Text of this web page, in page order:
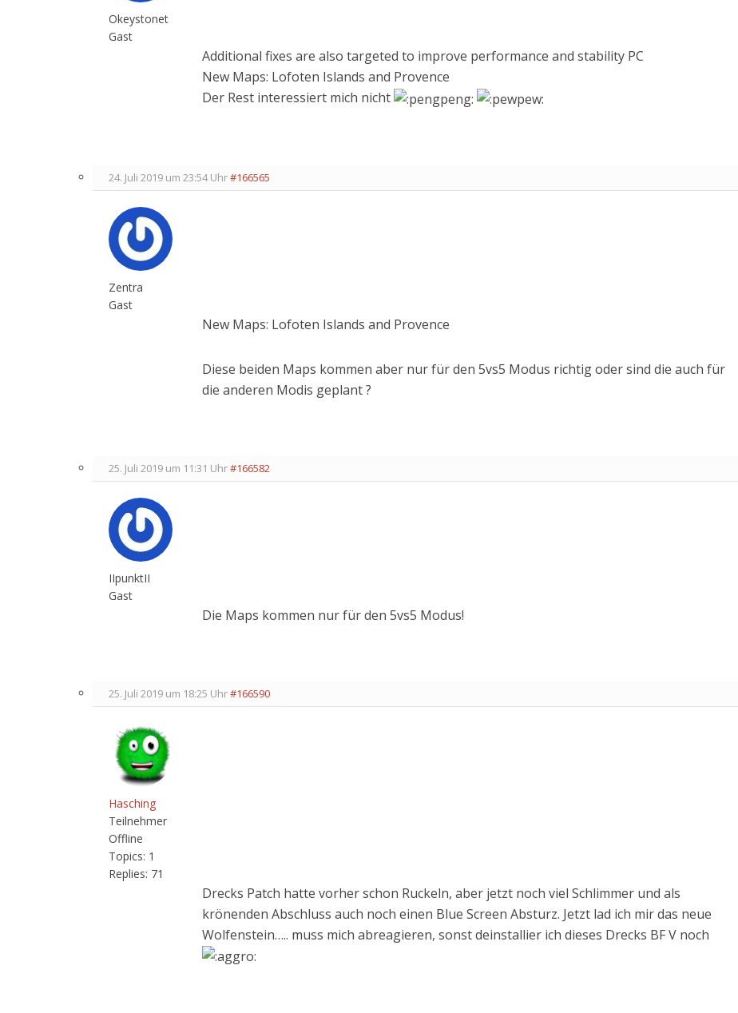
Okeystonet
Gast
Additional fixes are also targeted to improve performance and stability PC
New Maps: Lofoten Islands and Provence
Der Rest interessiert mich nicht
24. Juli 2019 um 23:54 Uhr#166565
Zentra
Gast
New Maps: Lofoten Islands and Provence
Diese beiden Maps kommen aber nur für den 5vs5 Modus richtig oder sind die auch für
die anderen Modis geplant ?
25. Juli 2019 um 11:31 Uhr#166582
IIpunktII
Gast
Die Maps kommen nur für den 5vs5 Modus!
25. Juli 2019 um 18:25 Uhr#166590
Hasching
Teilnehmer
Offline
Topics: 1
Replies: 71
Drecks Patch hatte vorher schon Ruckeln, aber jetzt noch viel Schlimmer und als
krönenden Abschluss auch noch einen Blue Screen Absturz. Jetzt lad ich mir das neue
Wolfenstein….. muss mich abreagieren, sonst deinstallier ich dieses Drecks BF V noch